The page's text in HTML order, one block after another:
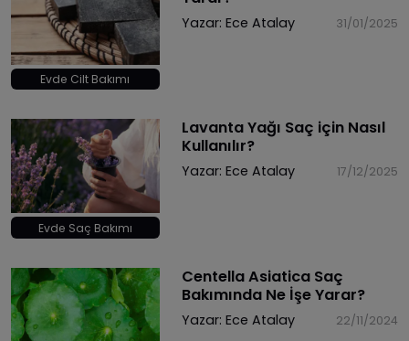
Evde Cilt Bakımı
Yazar: Ece Atalay 31/01/2025
Evde Saç Bakımı
Lavanta Yağı Saç için Nasıl
Kullanılır?
Yazar: Ece Atalay 17/12/2025
Centella Asiatica Saç
Bakımında Ne İşe Yarar?
Yazar: Ece Atalay 22/11/2024